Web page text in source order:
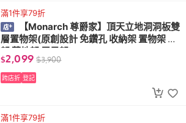
滿1件享79折
【Monarch 尊爵家】頂天立地洞洞板雙
層置物架(原創設計 免鑽孔 收納架 置物架 層
架 落地架 屏風架)
$2,099 $3,900
跨店折 登記
滿1件享79折